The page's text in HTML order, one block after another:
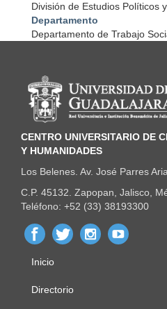
División de Estudios Políticos
Departamento
Departamento de Trabajo
Información del
CENTRO UNIVERSITARIO DE
Y HUMANIDADES
Los Belenes. Av. José Parres
C.P. 45132. Zapopan, Jalisco,
Teléfono: +52 (33) 38193300
Menú
principal
Inicio
Directorio